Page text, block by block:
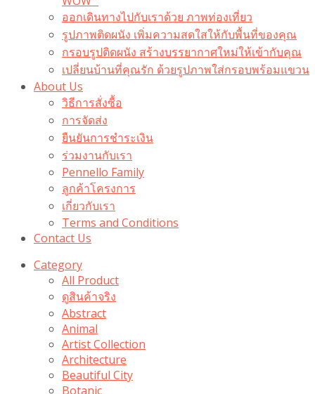
ออกเดินทางไปกับเราด้วย ภาพท่องเที่ยว
รูปภาพติดผนัง เพิ่มความสดใสให้กับพื้นที่ของคุณ
กรอบรูปติดผนัง สร้างบรรยากาศใหม่ให้เข้ากับคุณ
เปลี่ยนบ้านที่คุณรัก ด้วยรูปภาพใส่กรอบพร้อมแขวน​
About Us
วิธีการสั่งซื้อ
การจัดส่ง
ยืนยันการชำระเงิน
ร่วมงานกับเรา
Pennello Family
ลูกค้าโครงการ
เกี่ยวกับเรา
Terms and Conditions
Contact Us
Category
All Product
ดูสินค้าจริง
Abstract
Animal
Artist Collection
Architecture
Beautiful City
Botanic